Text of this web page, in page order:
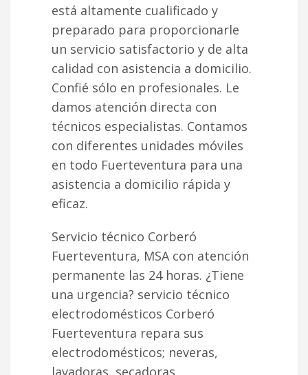
está altamente cualificado y
preparado para proporcionarle
un servicio satisfactorio y de alta
calidad con asistencia a domicilio.
Confié sólo en profesionales. Le
damos atención directa con
técnicos especialistas. Contamos
con diferentes unidades móviles
en todo Fuerteventura para una
asistencia a domicilio rápida y
eficaz.
Servicio técnico Corberó
Fuerteventura, MSA con atención
permanente las 24 horas. ¿Tiene
una urgencia? servicio técnico
electrodomésticos Corberó
Fuerteventura repara sus
electrodomésticos; neveras,
lavadoras, secadoras,